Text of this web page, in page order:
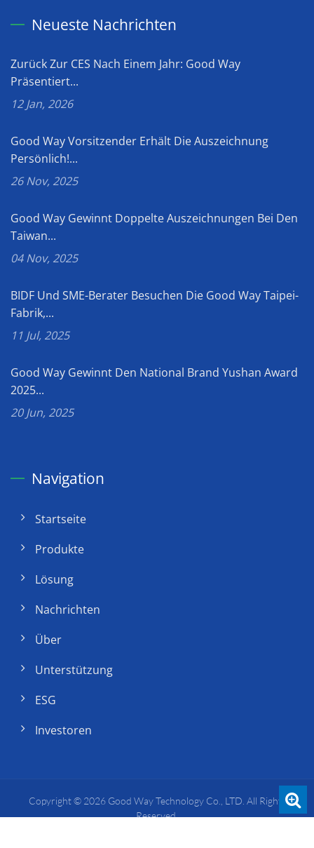
Neueste Nachrichten
Zurück Zur CES Nach Einem Jahr: Good Way
Präsentiert...
12 Jan, 2026
Good Way Vorsitzender Erhält Die Auszeichnung
Persönlich!...
26 Nov, 2025
Good Way Gewinnt Doppelte Auszeichnungen Bei Den
Taiwan...
04 Nov, 2025
BIDF Und SME-Berater Besuchen Die Good Way Taipei-
Fabrik,...
11 Jul, 2025
Good Way Gewinnt Den National Brand Yushan Award
2025...
20 Jun, 2025
Navigation
Startseite
Produkte
Lösung
Nachrichten
Über
Unterstützung
ESG
Investoren
Copyright © 2026 Good Way Technology Co., LTD. All Rights
Reserved.